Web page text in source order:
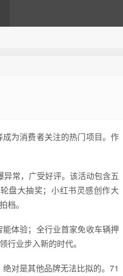
为消费者关注的热门项目。作
异常，广受好评。该活动包含五
盘大抽奖；小红书灵感创作大
档。
体验；全行业首家免收车辆押
业步入新的时代。
对是其他品牌无法比拟的。71